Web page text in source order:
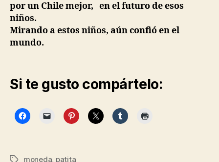
por un Chile mejor, en el futuro de esos
niños.
Mirando a estos niños, aún confió en el
mundo.
Si te gusto compártelo:
Etiquetas
moneda patita